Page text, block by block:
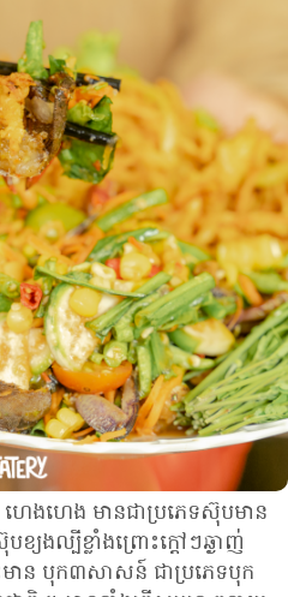
ងហេង មានជាប្រភេទស៊ុបមាន
ងល្បីខ្លាំងព្រោះក្ដៅៗឆ្ងាញ់
ាន បុក៣សាសន៍ ជាប្រភេទបុក